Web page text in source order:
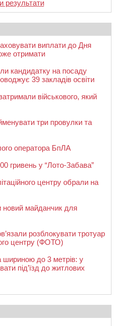
результати
виплати до Дня
отримати
кандидатку на посаду
39 закладів освіти
військового, який
три провулки та
оператора БпЛА
гривень у “Лото-Забава”
центру обрали на
новий майданчик для
розблокувати тротуар
центру (ФОТО)
шириною до 3 метрів: у
під’їзд до житлових